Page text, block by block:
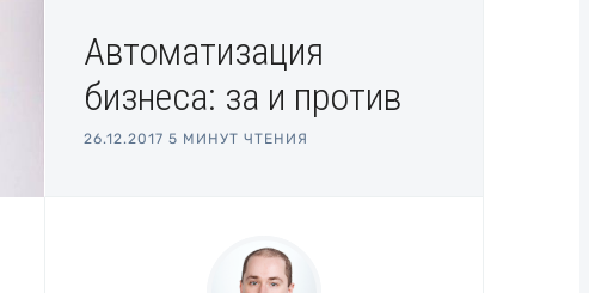
Автоматизация
бизнеса: за и против
26.12.2017 5 МИНУТ ЧТЕНИЯ